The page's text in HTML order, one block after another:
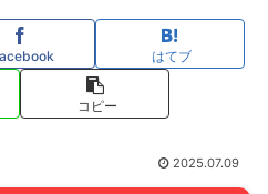
はてブ
コピー
2025.07.09